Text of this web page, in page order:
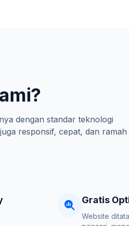
dengan standar teknologi
responsif, cepat, dan ramah
Gratis
Website